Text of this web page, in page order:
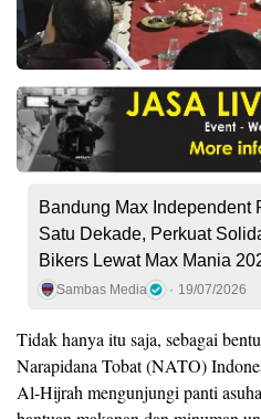
Bandung Max Independent
Satu Dekade, Perkuat
Bikers Lewat Max Mania
Sambas Media 19/07/2026
Tidak hanya itu saja, sebagai
Narapidana Tobat (NATO)
Al-Hijrah mengunjungi panti